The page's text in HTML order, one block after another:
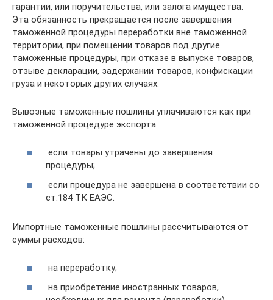
гарантии, или поручительства, или залога имущества.
Эта обязанность прекращается после завершения
таможенной процедуры переработки вне таможенной
территории, при помещении товаров под другие
таможенные процедуры, при отказе в выпуске товаров,
отзыве декларации, задержании товаров, конфискации
груза и некоторых других случаях.
Вывозные таможенные пошлины уплачиваются как при
таможенной процедуре экспорта:
если товары утрачены до завершения
процедуры;
если процедура не завершена в соответствии со
ст.184 ТК ЕАЭС.
Импортные таможенные пошлины рассчитываются от
суммы расходов:
на переработку;
на приобретение иностранных товаров,